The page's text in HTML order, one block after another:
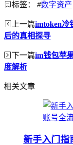
标签： #数字资产
上一篇imtoken冷
后的真相探寻
下一篇im钱包苹
度解析
相关文章
新手入门指